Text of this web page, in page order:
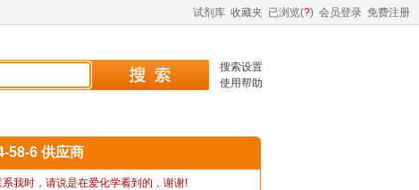
试剂库 收藏夹 已浏览(?) 会员登录 免费注册
搜索设置
使用帮助
58-6 供应商
系我时，请说是在爱化学看到的，谢谢!